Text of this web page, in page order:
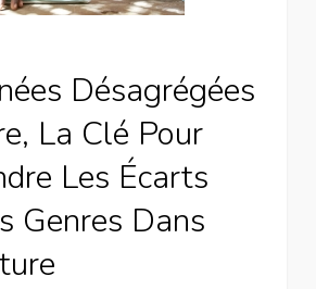
Désagrégées
La Clé Pour
Les Écarts
Genres Dans